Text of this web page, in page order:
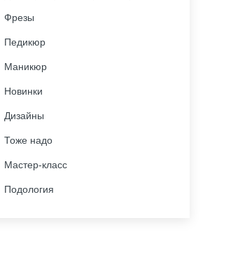
Фрезы
Педикюр
Маникюр
Новинки
Дизайны
Тоже надо
Мастер-класс
Подология